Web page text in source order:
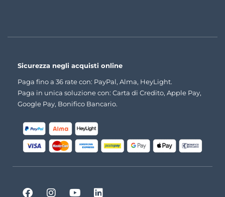
Sicurezza negli acquisti online
Paga fino a 36 rate con: PayPal, Alma, HeyLight.
Paga in unica soluzione con: Carta di Credito, Apple Pay,
Google Pay, Bonifico Bancario.